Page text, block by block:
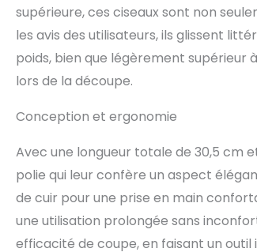
supérieure, ces ciseaux sont non
les avis des utilisateurs, ils glissent
poids, bien que légèrement
lors de la découpe.
Conception et ergonomie
Avec une longueur totale de 30,5 cm
polie qui leur confère un aspect
de cuir pour une prise en main
une utilisation prolongée sans
efficacité de coupe, en faisant un